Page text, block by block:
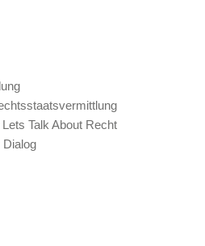
Talk About Recht